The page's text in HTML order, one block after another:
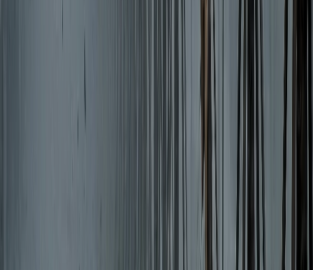
বাকেরগঞ্জ ইউএনওর স্বেচ্ছাচারিতায়
নাগরিক সেবা ব্যাহত, জনভোগান্তি